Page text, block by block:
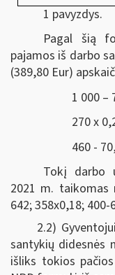
1 pavyzdys.
Pagal šią
pajamos iš darbo
(389,80 Eur)
1 000 –
270 x 0,26
460 - 70,20
Tokį darbo
2021 m. taikomas
642; 358x0,18; 400-
2.2)
santykių didesnės
išliks tokios